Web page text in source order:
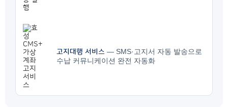
고지대행 서비스 — SMS·고지서 자동 발송으로
수납 커뮤니케이션 완전 자동화